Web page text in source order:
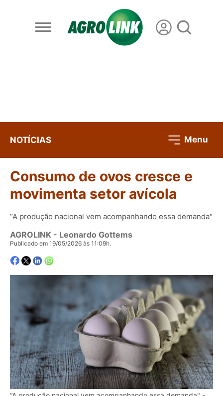
NOTÍCIAS Menu
Consumo de ovos cresce e
movimenta setor avícola
“A produção nacional vem acompanhando essa demanda"
AGROLINK - Leonardo Gottems
Publicado em 19/05/2026 às 11:09h.